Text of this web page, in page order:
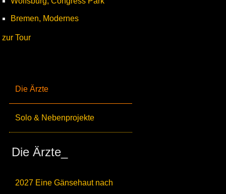
Die Ärzte
Solo & Nebenprojekte
Die Ärzte_
2027 Eine Gänsehaut nach
Bremen, Modernes
zur Tour